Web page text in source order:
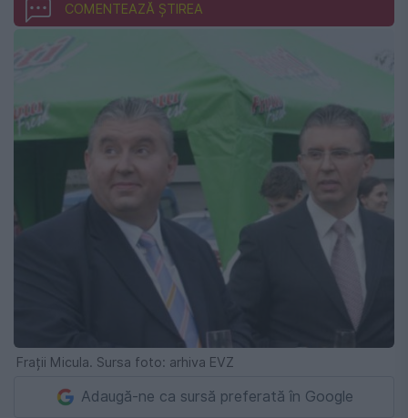
COMENTEAZĂ ȘTIREA
Frații Micula. Sursa foto: arhiva EVZ
Adaugă-ne ca sursă preferată în Google